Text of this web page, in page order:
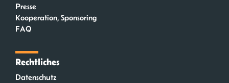
Presse
Kooperation, Sponsoring
FAQ
Rechtliches
Datenschutz